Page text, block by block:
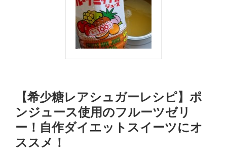
【希少糖レアシュガーレシピ】ポ
ンジュース使用のフルーツゼリ
ー！自作ダイエットスイーツにオ
ススメ！